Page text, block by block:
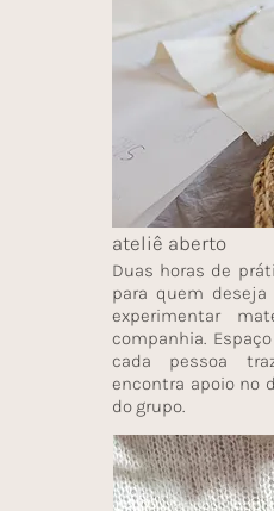
ateliê aberto
Duas horas de
para quem
experimentar
companhia.
cada pessoa
encontra apoio no
do grupo.